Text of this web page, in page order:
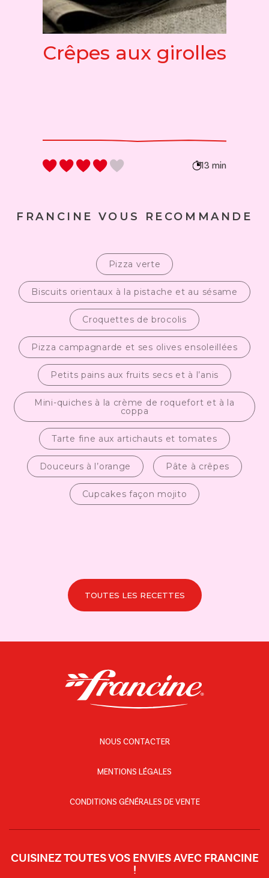
Crêpes aux girolles
13 min
FRANCINE VOUS RECOMMANDE
Pizza verte
Biscuits orientaux à la pistache et au sésame
Croquettes de brocolis
Pizza campagnarde et ses olives ensoleillées
Petits pains aux fruits secs et à l’anis
Mini-quiches à la crème de roquefort et à la
coppa
Tarte fine aux artichauts et tomates
Douceurs à l’orange Pâte à crêpes
Cupcakes façon mojito
TOUTES LES RECETTES
NOUS CONTACTER
MENTIONS LÉGALES
CONDITIONS GÉNÉRALES DE VENTE
CUISINEZ TOUTES VOS ENVIES AVEC FRANCINE
!